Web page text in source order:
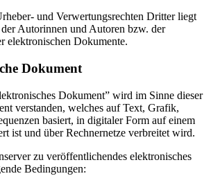
und Verwertungsrechten Dritter liegt
Autorinnen und Autoren bzw. der
elektronischen Dokumente.
Dokument
Dokument” wird im Sinne dieser
verstanden, welches auf Text, Grafik,
basiert, in digitaler Form auf einem
ist und über Rechnernetze verbreitet wird.
zu veröffentlichendes elektronisches
Bedingungen: